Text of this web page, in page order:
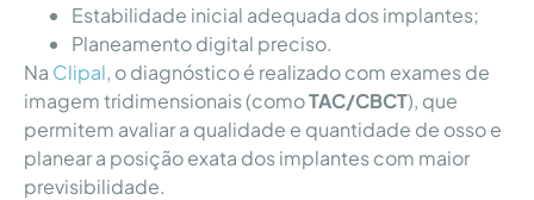
Estabilidade inicial adequada dos implantes;
Planeamento digital preciso.
Na Clipal, o diagnóstico é realizado com exames de
imagem tridimensionais (comoTAC/CBCT), que
permitem avaliar a qualidade e quantidade de osso e
planear a posição exata dos implantes com maior
previsibilidade.